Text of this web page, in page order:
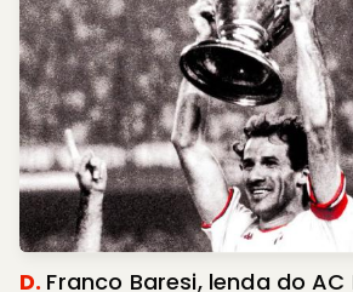
D. Franco Baresi, lenda do AC